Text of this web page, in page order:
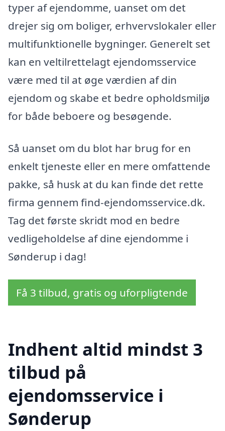
typer af ejendomme, uanset om det
drejer sig om boliger, erhvervslokaler eller
multifunktionelle bygninger. Generelt set
kan en veltilrettelagt ejendomsservice
være med til at øge værdien af din
ejendom og skabe et bedre opholdsmiljø
for både beboere og besøgende.
Så uanset om du blot har brug for en
enkelt tjeneste eller en mere omfattende
pakke, så husk at du kan finde det rette
firma gennem find-ejendomsservice.dk.
Tag det første skridt mod en bedre
vedligeholdelse af dine ejendomme i
Sønderup i dag!
Få 3 tilbud, gratis og uforpligtende
Indhent altid mindst 3
tilbud på
ejendomsservice i
Sønderup